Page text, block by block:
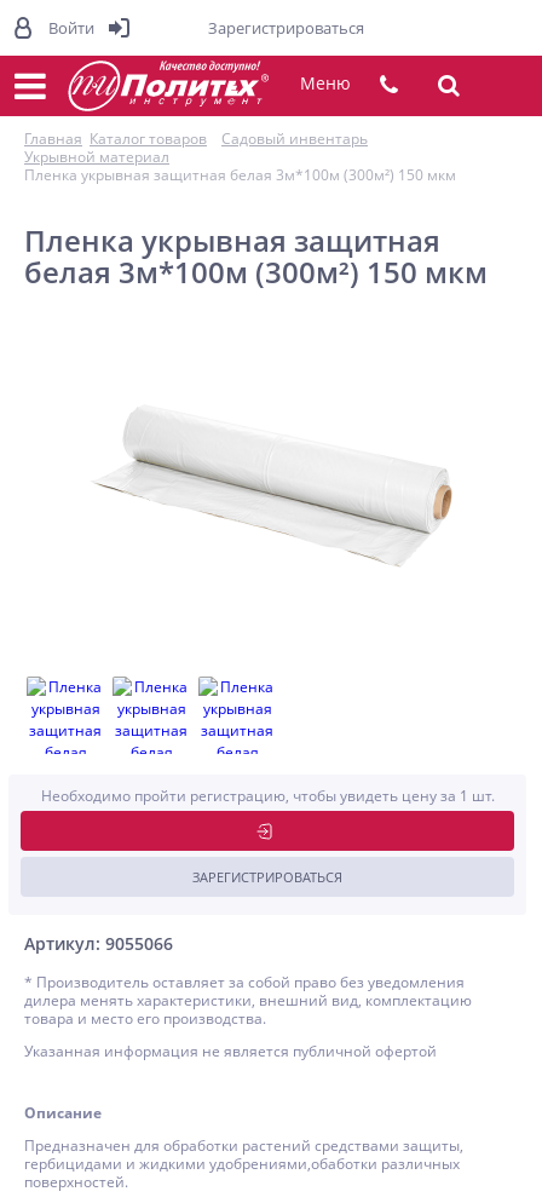
Меню
Главная Каталог товаров
Садовый инвентарь
Укрывной материал
Пленка укрывная защитная белая 3м*100м (300м²) 150 мкм
Пленка укрывная защитная
белая 3м*100м (300м²) 150 мкм
Артикул: 9055066
Необходимо пройти регистрацию, чтобы увидеть цену за 1 шт.
ЗАРЕГИСТРИРОВАТЬСЯ
* Производитель оставляет за собой право без уведомления
дилера менять характеристики, внешний вид, комплектацию
товара и место его производства.
Указанная информация не является публичной офертой
Описание
Предназначен для обработки растений средствами защиты,
гербицидами и жидкими удобрениями,обаботки различных
поверхностей.
Войти Зарегистрироваться